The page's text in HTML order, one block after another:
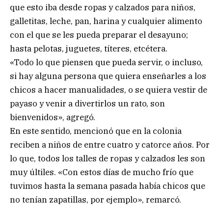
que esto iba desde ropas y calzados para niños,
galletitas, leche, pan, harina y cualquier alimento
con el que se les pueda preparar el desayuno;
hasta pelotas, juguetes, títeres, etcétera.
«Todo lo que piensen que pueda servir, o incluso,
si hay alguna persona que quiera enseñarles a los
chicos a hacer manualidades, o se quiera vestir de
payaso y venir a divertirlos un rato, son
bienvenidos», agregó.
En este sentido, mencionó que en la colonia
reciben a niños de entre cuatro y catorce años. Por
lo que, todos los talles de ropas y calzados les son
muy últiles. «Con estos días de mucho frío que
tuvimos hasta la semana pasada había chicos que
no tenían zapatillas, por ejemplo», remarcó.